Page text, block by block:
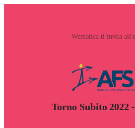
Wematica ti invita
Torno Subito 2022